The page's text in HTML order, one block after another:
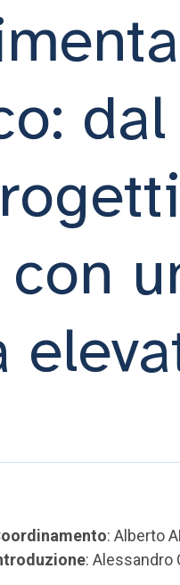
: Alberto
: Alessandro